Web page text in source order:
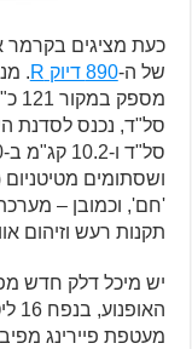
של ה-890 דיוק R
'חם', וכמובן –
תקנות רעש וזיהום
יש מיכל דלק חדש